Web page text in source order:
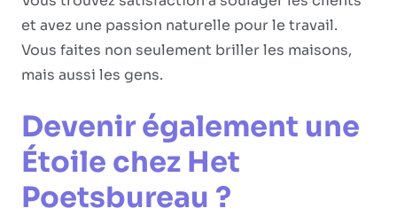
et avez une passion naturelle pour le travail.
Vous faites non seulement briller les maisons,
mais aussi les gens.
Devenir également une
Étoile chez Het
Poetsbureau ?